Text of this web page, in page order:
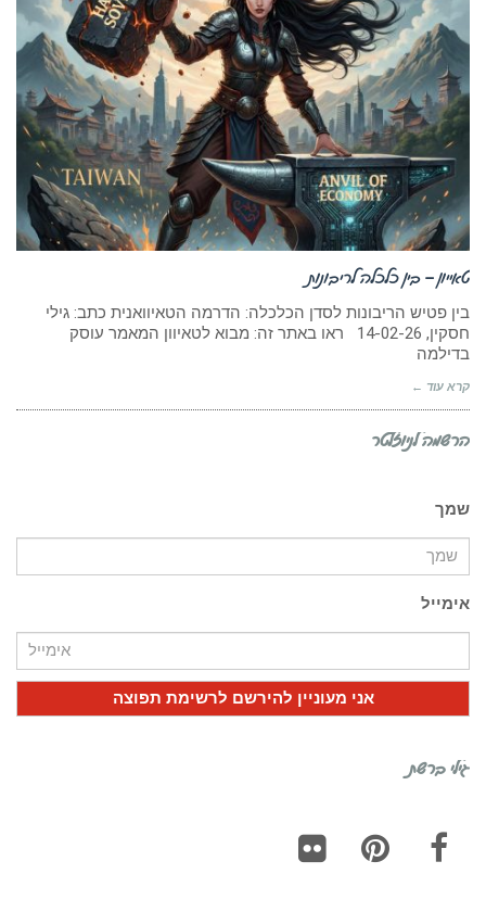
טאייון – בין כלכלה לריבונות
בין פטיש הריבונות לסדן הכלכלה: הדרמה הטאיוואנית כתב: גילי
חסקין, 14-02-26 ראו באתר זה: מבוא לטאיוון המאמר עוסק
בדילמה
קרא עוד ←
הרשמה לניוזלטר
שמך
אימייל
גילי ברשת